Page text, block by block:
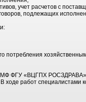
учет расчетов с
подлежащих
потребления
МФ ФГУ «ВЦГПХ
В ходе работ